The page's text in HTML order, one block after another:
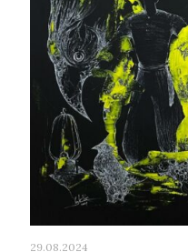
29.08.2024